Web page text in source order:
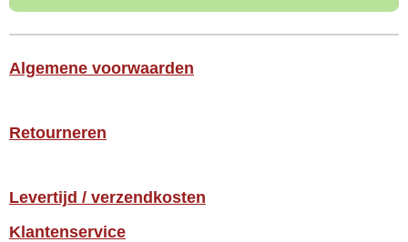
Algemene voorwaarden
Retourneren
Levertijd / verzendkosten
Klantenservice